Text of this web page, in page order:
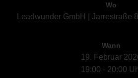
Wo
Leadwunder GmbH | Jarrestraße
Wann
19. Februar
19:00 - 20:00